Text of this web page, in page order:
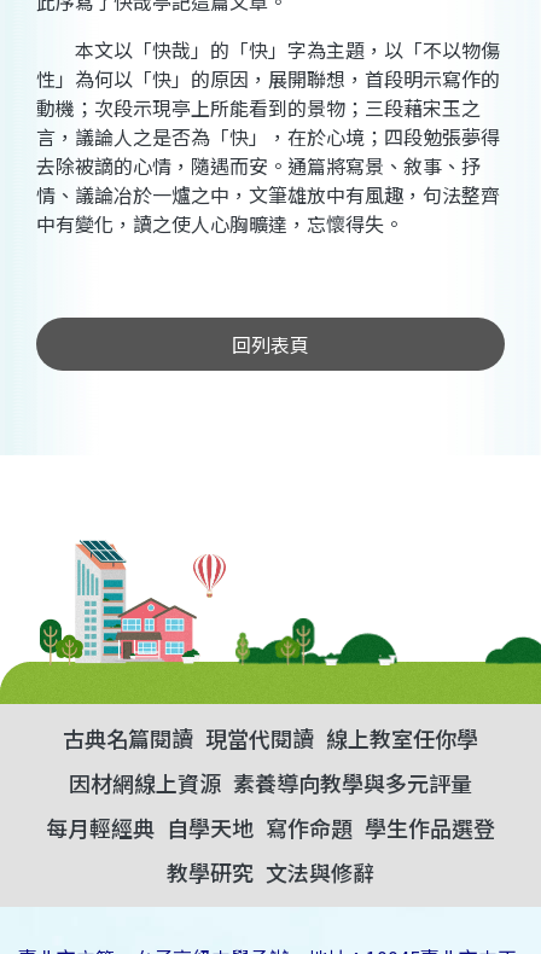
本文以「快哉」的「快」字為主題，以「不以物傷
性」為何以「快」的原因，展開聯想，首段明示寫作的
動機；次段示現亭上所能看到的景物；三段藉宋玉之
言，議論人之是否為「快」，在於心境；四段勉張夢得
去除被謫的心情，隨遇而安。通篇將寫景、敘事、抒
情、議論冶於一爐之中，文筆雄放中有風趣，句法整齊
中有變化，讀之使人心胸曠達，忘懷得失。
回列表頁
古典名篇閱讀 現當代閱讀 線上教室任你學
因材網線上資源 素養導向教學與多元評量
每月輕經典 自學天地 寫作命題 學生作品選登
教學研究 文法與修辭